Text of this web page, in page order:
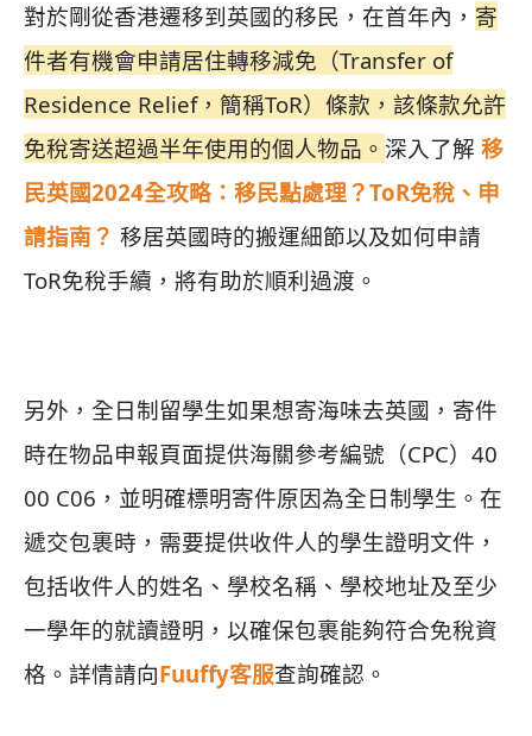
對於剛從香港遷移到英國的移民，在首年內， 寄
件者有機會申請居住轉移減免（Transfer of
Residence Relief，簡稱ToR）條款，該條款允許
免稅寄送超過半年使用的個人物品。 深入了解 移
民英國2024全攻略：移民點處理？ToR免稅、申
請指南？ 移居英國時的搬運細節以及如何申請
ToR免稅手續，將有助於順利過渡。
另外，全日制留學生如果想寄海味去英國，寄件
時在物品申報頁面提供海關參考編號（CPC）40
00 C06，並明確標明寄件原因為全日制學生。在
遞交包裹時，需要提供收件人的學生證明文件，
包括收件人的姓名、學校名稱、學校地址及至少
一學年的就讀證明，以確保包裹能夠符合免稅資
格。詳情請向Fuuffy客服查詢確認。